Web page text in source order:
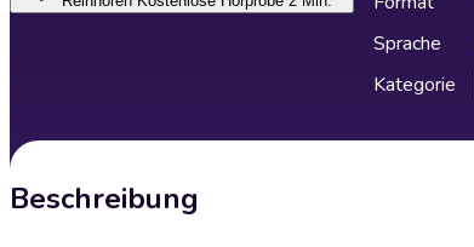
Sprache
Kategorie
Beschreibung